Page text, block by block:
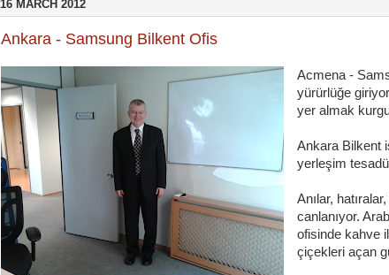
16 MARCH 2012
Ankara - Samsung Bilkent Ofis
Acmena -
yürürlüğe
yer almak
Ankara Bilkent
yerleşim
Anılar,
canlanıyor.
ofisinde kahve
çiçekleri açan